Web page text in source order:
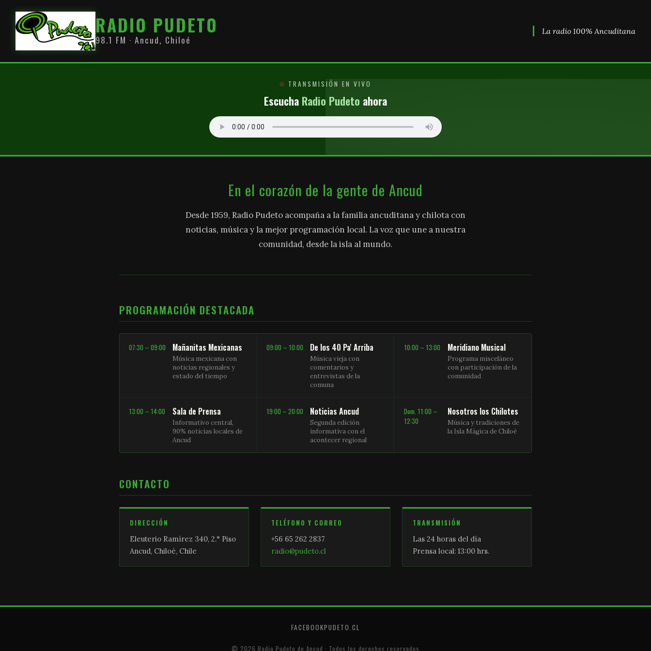
RADIO PUDETO
98.1 FM · Ancud, Chiloé
La radio 100% Ancuditana
TRANSMISIÓN EN VIVO
Escucha Radio Pudeto ahora
En el corazón de la gente de Ancud
Desde 1959, Radio Pudeto acompaña a la familia ancuditana y chilota con
noticias, música y la mejor programación local. La voz que une a nuestra
comunidad, desde la isla al mundo.
PROGRAMACIÓN DESTACADA
07:30 – 09:00 Mañanitas Mexicanas
Música mexicana con
noticias regionales y
estado del tiempo
09:00 – 10:00 De los 40 Pa' Arriba
Música vieja con
comentarios y
entrevistas de la
comuna
10:00 – 13:00 Meridiano Musical
Programa misceláneo
con participación de la
comunidad
13:00 – 14:00 Sala de Prensa
Informativo central,
90% noticias locales de
Ancud
19:00 – 20:00 Noticias Ancud
Segunda edición
informativa con el
acontecer regional
Dom. 11:00 –
12:30
Nosotros los Chilotes
Música y tradiciones de
la Isla Mágica de Chiloé
CONTACTO
DIRECCIÓN
Eleuterio Ramírez 340, 2.° Piso
Ancud, Chiloé, Chile
TELÉFONO Y CORREO
+56 65 262 2837
radio@pudeto.cl
TRANSMISIÓN
Las 24 horas del día
Prensa local: 13:00 hrs.
FACEBOOKPUDETO.CL
© 2026 Radio Pudeto de Ancud · Todos los derechos reservados